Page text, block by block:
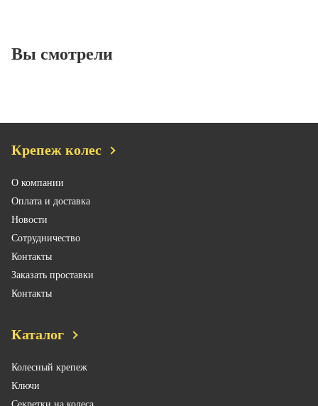
Вы смотрели
Крепеж колес
О компании
Оплата и доставка
Новости
Сотрудничество
Контакты
Заказать проставки
Контакты
Каталог
Колесный крепеж
Ключи